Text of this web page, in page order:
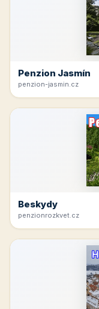
Penzion Jasmín
penzion-jasmin.cz
Beskydy
penzionrozkvet.cz